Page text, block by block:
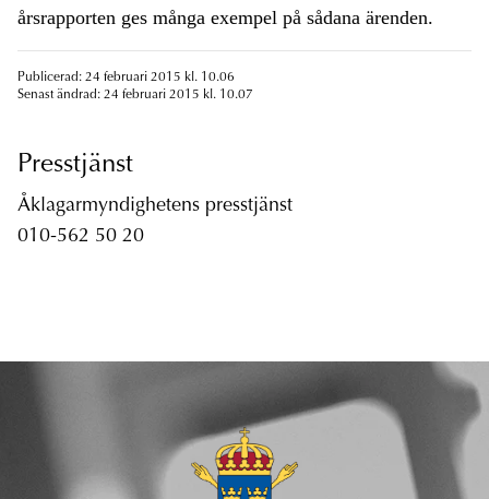
årsrapporten ges många exempel på sådana ärenden.
Publicerad: 24 februari 2015 kl. 10.06
Senast ändrad: 24 februari 2015 kl. 10.07
Presstjänst
Åklagarmyndighetens presstjänst
010-562 50 20